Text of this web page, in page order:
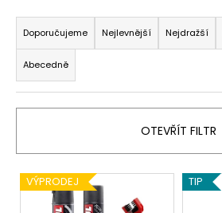
Ř
a
z
e
n
r
o
Doporučujeme Nejlevnější Nejdražší
Abecedně
OTEVŘÍT FILTR
V
ý
VÝPRODEJ TIP
u
č
u
e
m
MUC-
OFF